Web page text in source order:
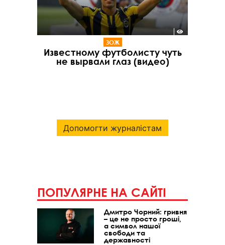
ЗОЖ
Известному футболисту чуть
не вырвали глаз (видео)
Допомогти журналістам
ПОПУЛЯРНЕ НА САЙТІ
Дмитро Чорний: гривня
– це не просто гроші,
а символ нашої
свободи та
державності